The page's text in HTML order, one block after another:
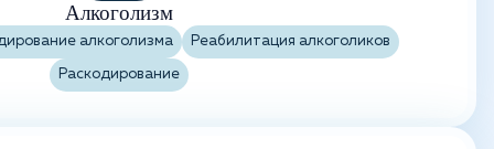
Алкоголизм
алкоголизма Реабилитация алкоголиков
Раскодирование